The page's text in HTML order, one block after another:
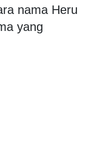
nama Heru
yang